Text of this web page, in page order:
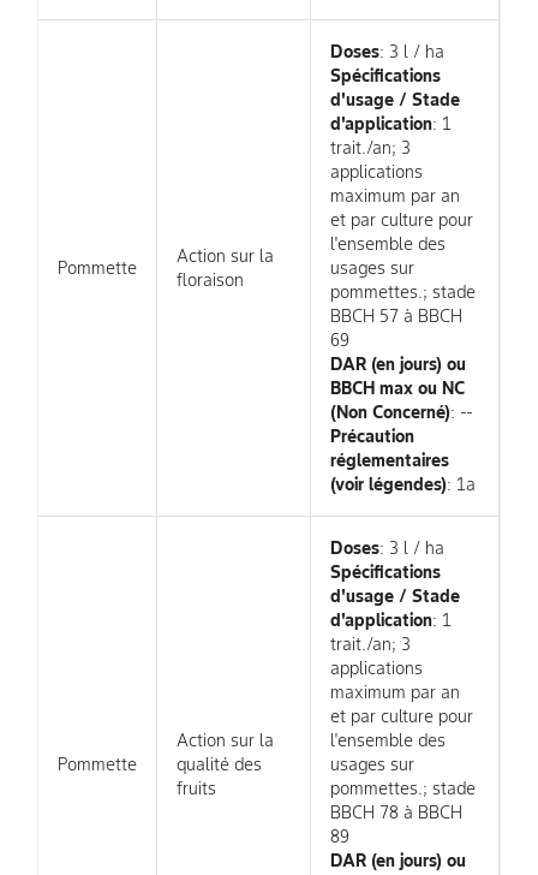
Pommette
Action sur la
floraison
Doses: 3 l / ha
Spécifications
d'usage / Stade
d'application: 1
trait./an; 3
applications
maximum par an
et par culture pour
l'ensemble des
usages sur
pommettes.; stade
BBCH 57 à BBCH
69
DAR (en jours) ou
BBCH max ou NC
(Non Concerné): --
Précaution
réglementaires
(voir légendes): 1a
Pommette
Action sur la
qualité des
fruits
Doses: 3 l / ha
Spécifications
d'usage / Stade
d'application: 1
trait./an; 3
applications
maximum par an
et par culture pour
l'ensemble des
usages sur
pommettes.; stade
BBCH 78 à BBCH
89
DAR (en jours) ou